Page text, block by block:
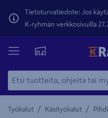
Tietoturvatiedote: Jos
K-ryhmän verkkosivuilla
Työkalut / Käsityökalut /